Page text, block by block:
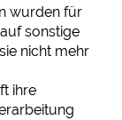
wurden für
sonstige
nicht mehr
ihre